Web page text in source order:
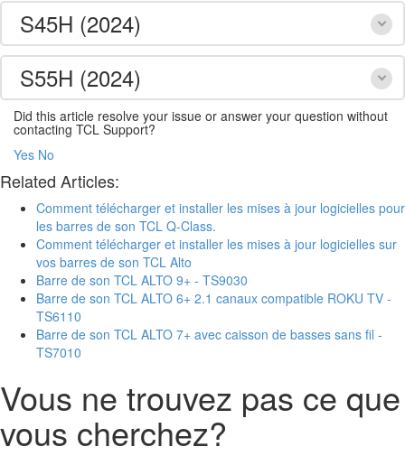
S45H (2024)
S55H (2024)
Did this article resolve your issue or answer your question without
contacting TCL Support?
Yes No
Related Articles:
Comment télécharger et installer les mises à jour logicielles pour
les barres de son TCL Q-Class.
Comment télécharger et installer les mises à jour logicielles sur
vos barres de son TCL Alto
Barre de son TCL ALTO 9+ - TS9030
Barre de son TCL ALTO 6+ 2.1 canaux compatible ROKU TV -
TS6110
Barre de son TCL ALTO 7+ avec caisson de basses sans fil -
TS7010
Vous ne trouvez pas ce que
vous cherchez?